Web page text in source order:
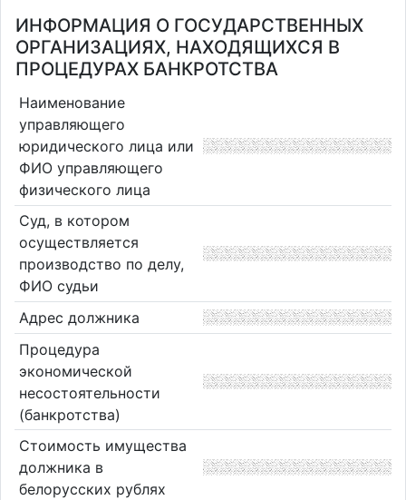
ИНФОРМАЦИЯ О ГОСУДАРСТВЕННЫХ
ОРГАНИЗАЦИЯХ, НАХОДЯЩИХСЯ В
ПРОЦЕДУРАХ БАНКРОТСТВА
Наименование
управляющего
юридического лица или
ФИО управляющего
физического лица
Суд, в котором
осуществляется
производство по делу,
ФИО судьи
Адрес должника
Процедура
экономической
несостоятельности
(банкротства)
Стоимость имущества
должника в
белорусских рублях